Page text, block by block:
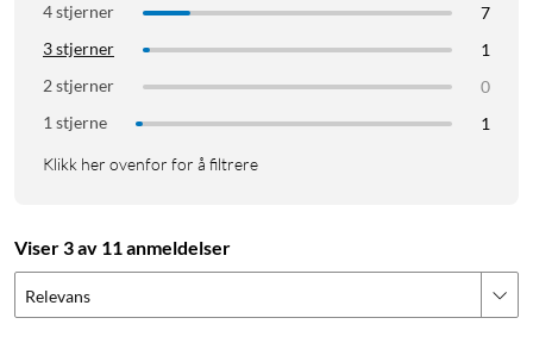
4 stjerner
7
3 stjerner
1
2 stjerner
0
1 stjerne
1
Klikk her ovenfor for å filtrere
Viser 3 av 11 anmeldelser
Relevans